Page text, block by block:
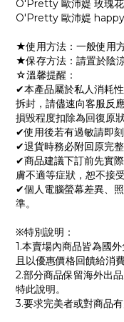
O'Pretty 歐沛媞 玫瑰
O'Pretty 歐沛媞
★使用方法：一般使用方
★保存方法：請置於陰
☆溫馨提醒：
✔本產品屬於私人消耗
拆封，請儘速向客服反
損毀程度扣除為回復原
✔使用後若有過敏請即
✔退貨時務必附回原完
✔商品建議下訂前先實
膚不適等症狀，恕不接
✔個人電腦螢幕差異、
準。
※特別說明：
1.本賣場內商品皆為國
且以優惠價格回饋給消費
2.部分商品保留海外出
特此說明。
3.要求完美者或對商品